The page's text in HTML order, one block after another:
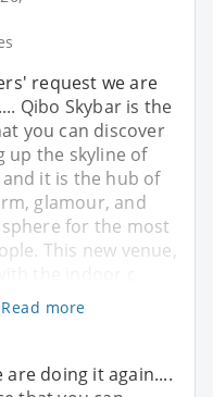
request we are
Qibo Skybar is the
you can discover
up the skyline of
it is the hub of
glamour, and
for the most
This new venue,
Read more
doing it again....